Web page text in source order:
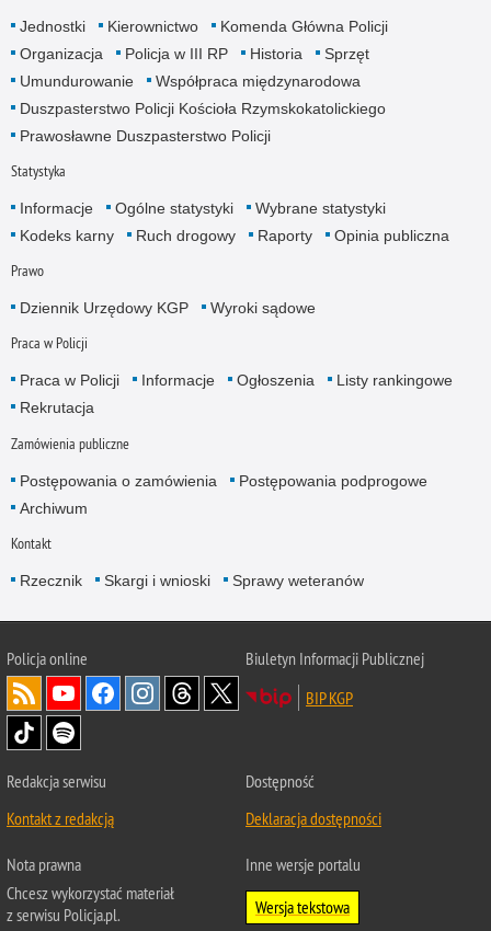
Jednostki Kierownictwo
Komenda Główna Policji
Organizacja
Policja w III RP Historia
Sprzęt
Umundurowanie
Współpraca międzynarodowa
Duszpasterstwo Policji Kościoła Rzymskokatolickiego
Prawosławne Duszpasterstwo Policji
Statystyka
Informacje Ogólne statystyki
Wybrane statystyki
Kodeks karny
Ruch drogowy Raporty Opinia publiczna
Prawo
Dziennik Urzędowy KGP Wyroki sądowe
Praca w Policji
Praca w Policji Informacje Ogłoszenia
Listy rankingowe
Rekrutacja
Zamówienia publiczne
Postępowania o zamówienia
Postępowania podprogowe
Archiwum
Kontakt
Rzecznik Skargi i wnioski Sprawy weteranów
Policjaonline
Biuletyn Informacji Publicznej
BIP KGP
Redakcja serwisu
Kontakt z redakcją
Dostępność
Deklaracja dostępności
Nota prawna
Chcesz wykorzystać materiał
z serwisu Policja.pl.
Inne wersje portalu
Wersja tekstowa